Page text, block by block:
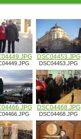
DSC04453.JPG
DSC04453.JPG
DSC04468.JPG
DSC04468.JPG